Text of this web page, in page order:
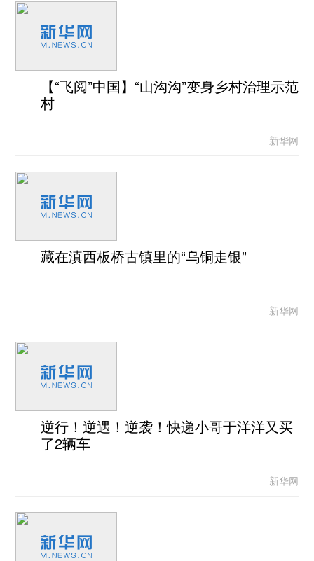
【“飞阅”中国】“山沟沟”变身乡村治理示范
村
新华网
藏在滇西板桥古镇里的“乌铜走银”
新华网
逆行！逆遇！逆袭！快递小哥于洋洋又买
了2辆车
新华网